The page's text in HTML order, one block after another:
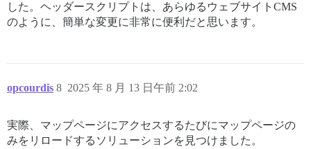
した。ヘッダースクリプトは、あらゆるウェブサイトCMS
のように、簡単な変更に非常に便利だと思います。
opcourdis 2025 年 8 月 13 日午前 2:02
8
実際、マップページにアクセスするたびにマップページの
みをリロードするソリューションを見つけました。